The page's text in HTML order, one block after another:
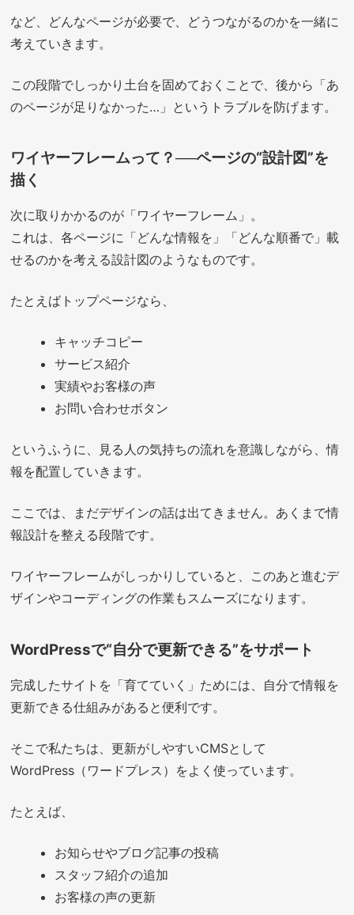
など、どんなページが必要で、どうつながるのかを一緒に
考えていきます。
この段階でしっかり土台を固めておくことで、後から「あ
のページが足りなかった…」というトラブルを防げます。
ワイヤーフレームって？──ページの“設計図”を
描く
次に取りかかるのが「ワイヤーフレーム」。
これは、各ページに「どんな情報を」「どんな順番で」載
せるのかを考える設計図のようなものです。
たとえばトップページなら、
キャッチコピー
サービス紹介
実績やお客様の声
お問い合わせボタン
というふうに、見る人の気持ちの流れを意識しながら、情
報を配置していきます。
ここでは、まだデザインの話は出てきません。あくまで情
報設計を整える段階です。
ワイヤーフレームがしっかりしていると、このあと進むデ
ザインやコーディングの作業もスムーズになります。
WordPressで“自分で更新できる”をサポート
完成したサイトを「育てていく」ためには、自分で情報を
更新できる仕組みがあると便利です。
そこで私たちは、更新がしやすいCMSとして
WordPress（ワードプレス）をよく使っています。
たとえば、
お知らせやブログ記事の投稿
スタッフ紹介の追加
お客様の声の更新